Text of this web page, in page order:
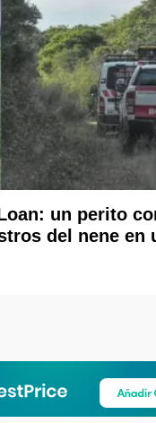
un perito
del nene en